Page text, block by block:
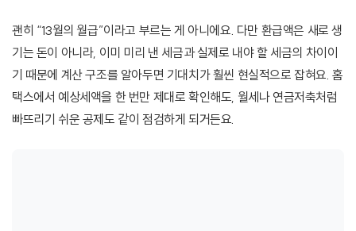
괜히 “13월의 월급”이라고 부르는 게 아니에요. 다만 환급액은 새로 생
기는 돈이 아니라, 이미 미리 낸 세금과 실제로 내야 할 세금의 차이이
기 때문에 계산 구조를 알아두면 기대치가 훨씬 현실적으로 잡혀요. 홈
택스에서 예상세액을 한 번만 제대로 확인해도, 월세나 연금저축처럼
빠뜨리기 쉬운 공제도 같이 점검하게 되거든요.